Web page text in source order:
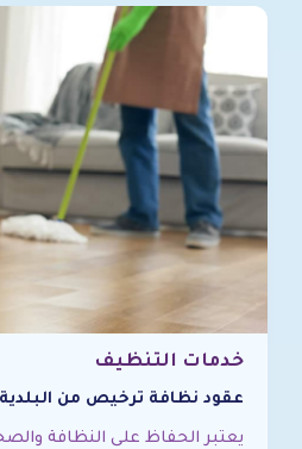
خدمات التنظيف
عقود نظافة ترخيص من البلدية 0502006070
يعتبر الحفاظ على النظافة